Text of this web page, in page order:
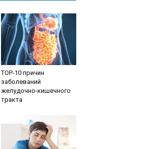
TOP-10 причин
заболеваний
желудочно-кишечного
тракта